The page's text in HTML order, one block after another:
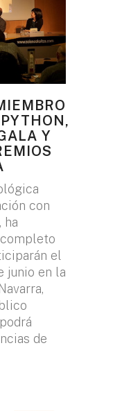
Y
con
ha
el
junio en la
de